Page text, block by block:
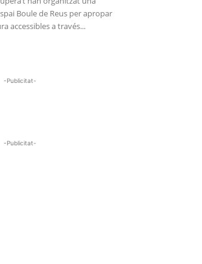
Boule de Reus per apropar
accessibles a través...
-Publicitat-
-Publicitat-